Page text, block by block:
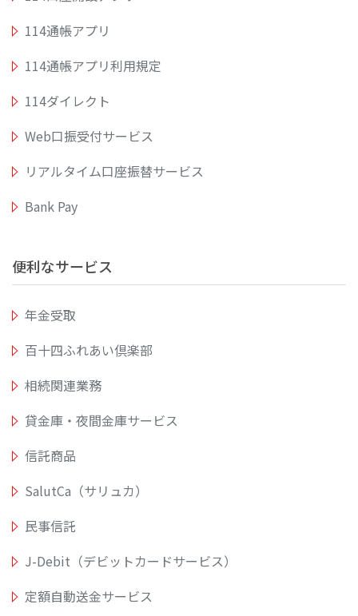
114通帳アプリ
114通帳アプリ利用規定
114ダイレクト
Web口振受付サービス
リアルタイム口座振替サービス
Bank Pay
便利なサービス
年金受取
百十四ふれあい倶楽部
相続関連業務
貸金庫・夜間金庫サービス
信託商品
SalutCa（サリュカ）
民事信託
J-Debit（デビットカードサービス）
定額自動送金サービス